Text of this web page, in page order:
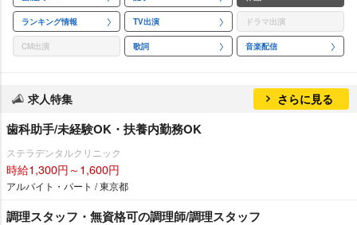
ランキング情報 TV出演 ドラマ出演
CM出演 歌詞 音楽配信
求人特集 さらに見る
歯科助手/未経験OK・扶養内勤務OK
ステラデンタルクリニック
時給1,300円～1,600円
アルバイト・パート / 東京都
調理スタッフ・無資格可の調理師/調理スタッフ